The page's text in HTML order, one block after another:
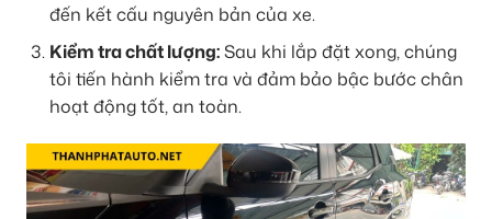
đến kết cấu nguyên bản của xe.
Kiểm tra chất lượng:Sau khi lắp đặt xong, chúng
tôi tiến hành kiểm tra và đảm bảo bậc bước chân
hoạt động tốt, an toàn.